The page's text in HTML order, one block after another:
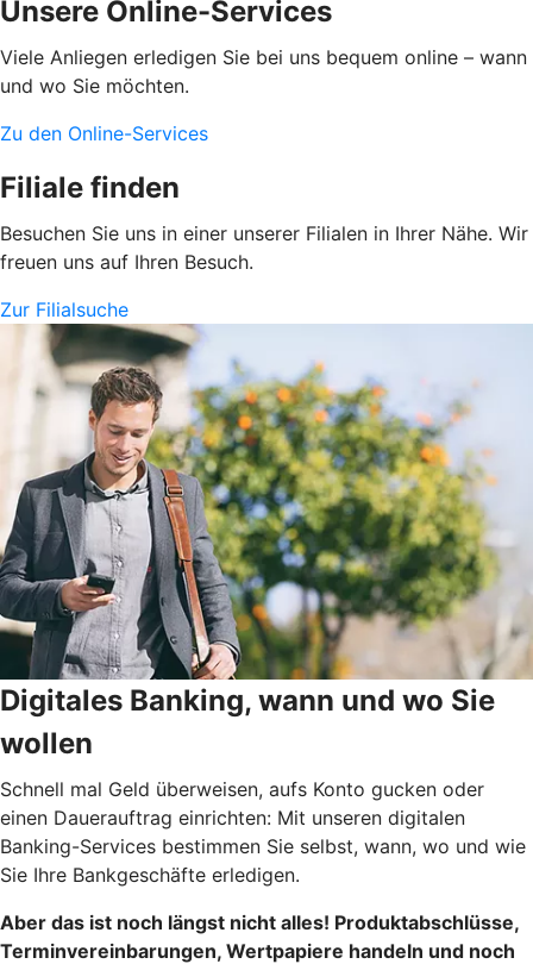
Unsere Online-Services
Viele Anliegen erledigen Sie bei uns bequem online – wann
und wo Sie möchten.
Zu den Online-Services
Filiale finden
Besuchen Sie uns in einer unserer Filialen in Ihrer Nähe. Wir
freuen uns auf Ihren Besuch.
Zur Filialsuche
Digitales Banking, wann und wo Sie
wollen
Schnell mal Geld überweisen, aufs Konto gucken oder
einen Dauerauftrag einrichten: Mit unseren digitalen
Banking-Services bestimmen Sie selbst, wann, wo und wie
Sie Ihre Bankgeschäfte erledigen.
Aber das ist noch längst nicht alles! Produktabschlüsse,
Terminvereinbarungen, Wertpapiere handeln und noch